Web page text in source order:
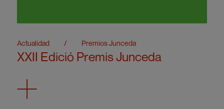
Actualidad / Premios Junceda
XXII Edició Premis Junceda